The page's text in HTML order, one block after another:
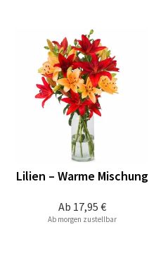
Ab 17,95 €
Lilien – Warme Mischung
Ab morgen zustellbar